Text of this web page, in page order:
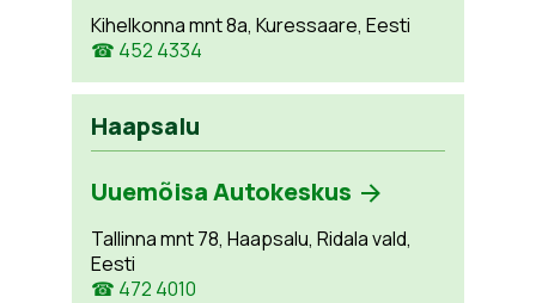
Kihelkonna mnt 8a, Kuressaare, Eesti
☎ 452 4334
Haapsalu
Uuemõisa Autokeskus
Tallinna mnt 78, Haapsalu, Ridala vald,
Eesti
☎ 472 4010